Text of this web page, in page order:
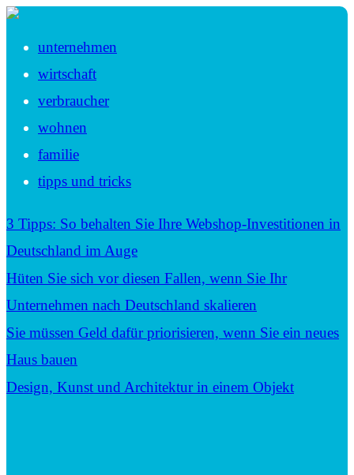
unternehmen
wirtschaft
verbraucher
wohnen
familie
tipps und tricks
3 Tipps: So behalten Sie Ihre Webshop-Investitionen in
Deutschland im Auge
Hüten Sie sich vor diesen Fallen, wenn Sie Ihr
Unternehmen nach Deutschland skalieren
Sie müssen Geld dafür priorisieren, wenn Sie ein neues
Haus bauen
Design, Kunst und Architektur in einem Objekt